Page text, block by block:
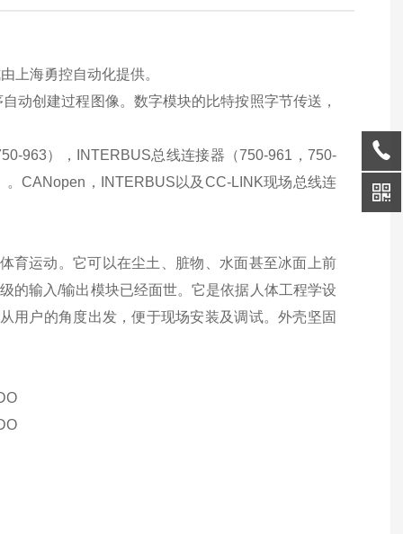
上海勇控自动化提供。
动创建过程图像。数字模块的比特按照字节传送，
963）， INTERBUS总线连接器（750-961 ，750-
。CANopen ， INTERBUS 以及 CC-LINK现场总线连
育运动。它可以在尘土、脏物、水面甚至冰面上前
的输入/输出模块已经面世。它是依据人体工程学设
用户的角度出发，便于现场安装及调试。外壳坚固